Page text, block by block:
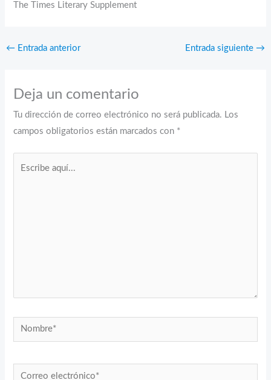
The Times Literary Supplement
← Entrada anterior Entrada siguiente →
Deja un comentario
Tu dirección de correo electrónico no será publicada. Los
campos obligatorios están marcados con *
Nombre*
Correo